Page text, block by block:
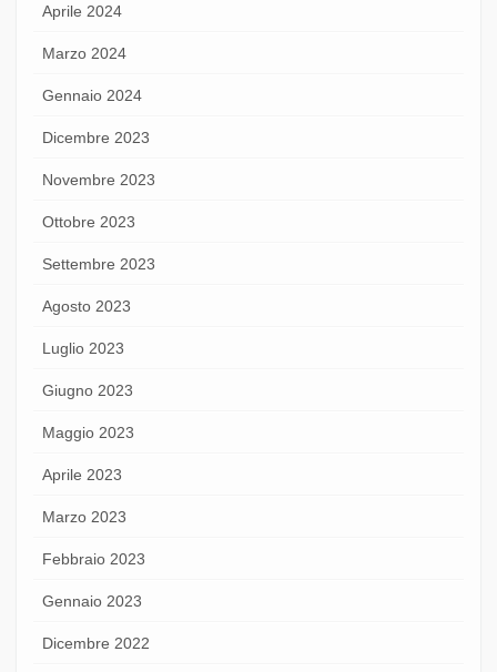
Aprile 2024
Marzo 2024
Gennaio 2024
Dicembre 2023
Novembre 2023
Ottobre 2023
Settembre 2023
Agosto 2023
Luglio 2023
Giugno 2023
Maggio 2023
Aprile 2023
Marzo 2023
Febbraio 2023
Gennaio 2023
Dicembre 2022